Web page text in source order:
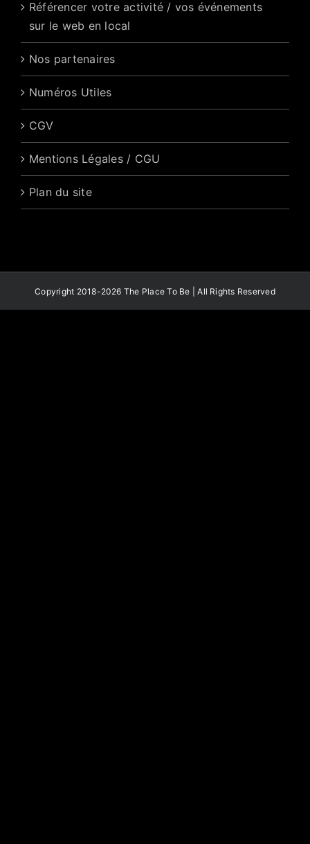
Référencer votre activité / vos événements
sur le web en local
Nos partenaires
Numéros Utiles
CGV
Mentions Légales / CGU
Plan du site
Copyright 2018-2026 The Place To Be | All Rights Reserved